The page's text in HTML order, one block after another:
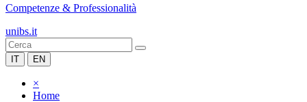
Competenze & Professionalità
unibs.it
IT EN
×
Home